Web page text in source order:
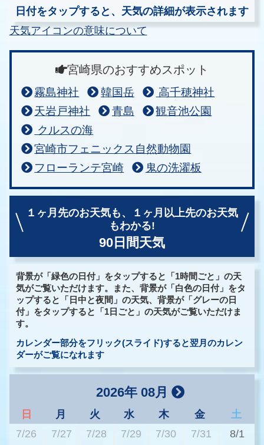
日付をタップすると、天気の詳細が表示されます
天気アイコンの意味について
宮崎県のおすすめスポット
霧島神社 韓国岳
高千穂神社
天岩戸神社
青島
観音池公園
クルスの海
宮崎市フェニックス自然動物園
フローランテ宮崎
鬼の洗濯板
１ヶ月先のお天気も、
１ヶ月以上先のお天気
もわかる!
90日間天気
背景が「緑色の日付」をタップすると「1時間ごと」の天
気がご覧いただけます。また、背景が「白色の日付」をタ
ップすると「日中と夜間」の天気、背景が「グレーの日
付」をタップすると「1日ごと」の天気がご覧いただけま
す。
カレンダー部分をフリック(スライド)すると翌月のカレン
ダーがご覧になれます
2026年 08月
日 月 火 水 木 金
土
7/26
7/27 7/28 7/29 7/30 7/31 8/1